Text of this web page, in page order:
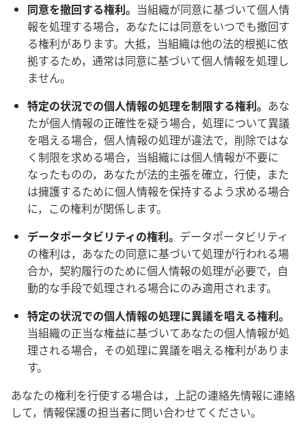
同意を撤回する権利。 当組織が同意に基づいて個人情
報を処理する場合，あなたには同意をいつでも撤回す
る権利があります。大抵，当組織は他の法的根拠に依
拠するため，通常は同意に基づいて個人情報を処理し
ません。
特定の状況での個人情報の処理を制限する権利。 あな
たが個人情報の正確性を疑う場合，処理について異議
を唱える場合，個人情報の処理が違法で，削除ではな
く制限を求める場合，当組織には個人情報が不要に
なったものの，あなたが法的主張を確立，行使，また
は擁護するために個人情報を保持するよう求める場合
に，この権利が関係します。
データポータビリティの権利。 データポータビリティ
の権利は，あなたの同意に基づいて処理が行われる場
合か，契約履行のために個人情報の処理が必要で，自
動的な手段で処理される場合にのみ適用されます。
特定の状況での個人情報の処理に異議を唱える権利。
当組織の正当な権益に基づいてあなたの個人情報が処
理される場合，その処理に異議を唱える権利がありま
す。
あなたの権利を行使する場合は，上記の連絡先情報に連絡
して，情報保護の担当者に問い合わせてください。